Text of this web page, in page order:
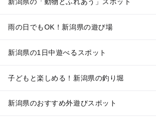
雨の日でもOK！新潟県の遊び場
新潟県の1日中遊べるスポット
子どもと楽しめる！新潟県の釣り堀
新潟県のおすすめ外遊びスポット